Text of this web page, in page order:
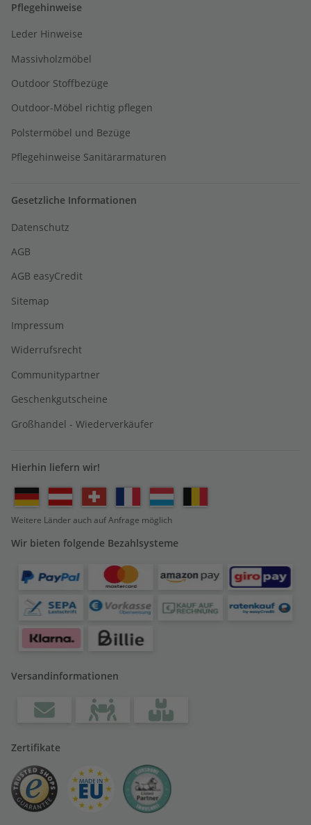
Pflegehinweise
Leder Hinweise
Massivholzmöbel
Outdoor Stoffbezüge
Outdoor-Möbel richtig pflegen
Polstermöbel und Bezüge
Pflegehinweise Sanitärarmaturen
Gesetzliche Informationen
Datenschutz
AGB
AGB easyCredit
Sitemap
Impressum
Widerrufsrecht
Communitypartner
Geschenkgutscheine
Großhandel - Wiederverkäufer
Hierhin liefern wir!
Weitere Länder auch auf Anfrage möglich
Wir bieten folgende Bezahlsysteme
Versandinformationen
Zertifikate